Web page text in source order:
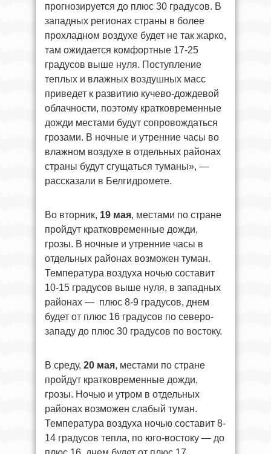
прогнозируется до плюс 30 градусов. В
западных регионах страны в более
прохладном воздухе будет не так жарко,
там ожидается комфортные 17-25
градусов выше нуля. Поступление
теплых и влажных воздушных масс
приведет к развитию кучево-дождевой
облачности, поэтому кратковременные
дожди местами будут сопровождаться
грозами. В ночные и утренние часы во
влажном воздухе в отдельных районах
страны будут сгущаться туманы», —
рассказали в Белгидромете.
Во вторник, 19 мая, местами по стране
пройдут кратковременные дожди,
грозы. В ночные и утренние часы в
отдельных районах возможен туман.
Температура воздуха ночью составит
10-15 градусов выше нуля, в западных
районах — плюс 8-9 градусов, днем
будет от плюс 16 градусов по северо-
западу до плюс 30 градусов по востоку.
В среду, 20 мая, местами по стране
пройдут кратковременные дожди,
грозы. Ночью и утром в отдельных
районах возможен слабый туман.
Температура воздуха ночью составит 8-
14 градусов тепла, по юго-востоку — до